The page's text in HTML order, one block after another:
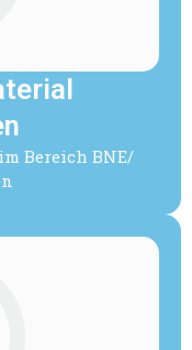
Bereich BNE/